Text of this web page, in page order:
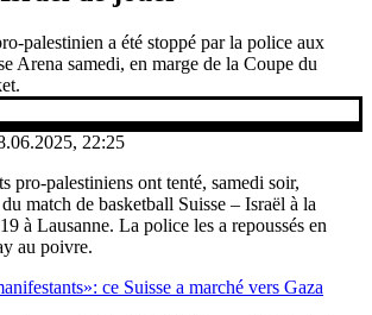
palestinien a été stoppé par la police aux
Arena samedi, en marge de la Coupe du
22:25
pro-palestiniens ont tenté, samedi soir,
match de basketball Suisse – Israël à la
à Lausanne. La police les a repoussés en
au poivre.
ce Suisse a marché vers Gaza